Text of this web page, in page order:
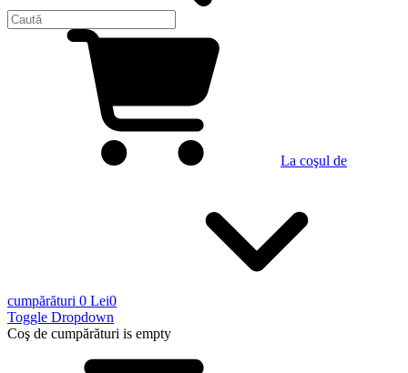
La coşul de
cumpărături 0 Lei0
Toggle Dropdown
Coş de cumpărături is empty